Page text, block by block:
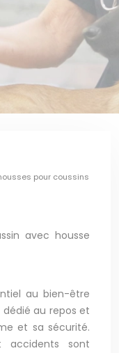
pour coussins
au bien-être
au repos et
et sa sécurité.
accidents sont